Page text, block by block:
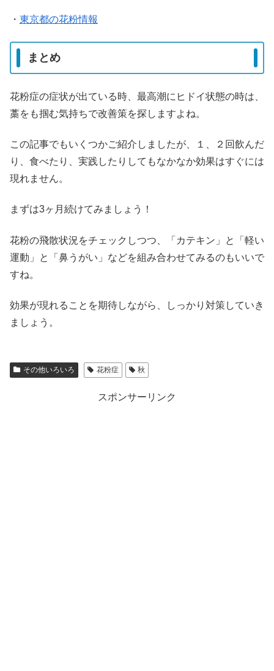
・ 東京都の花粉情報
まとめ
花粉症の症状が出ている時、最高潮にヒドイ状態の時は、
藁をも掴む気持ちで改善策を探しますよね。
この記事でもいくつかご紹介しましたが、１、２回飲んだ
り、食べたり、実践したりしてもなかなか効果はすぐには
現れません。
まずは3ヶ月続けてみましょう！
花粉の飛散状況をチェックしつつ、「カテキン」と「軽い
運動」と「鼻うがい」などを組み合わせてみるのもいいで
すね。
効果が現れることを期待しながら、しっかり対策していき
ましょう。
その他いろいろ 花粉症 秋
スポンサーリンク